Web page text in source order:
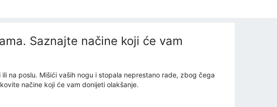
Saznajte načine koji će vam
na poslu. Mišići vaših nogu i stopala neprestano rade, zbog čega
načine koji će vam donijeti olakšanje.